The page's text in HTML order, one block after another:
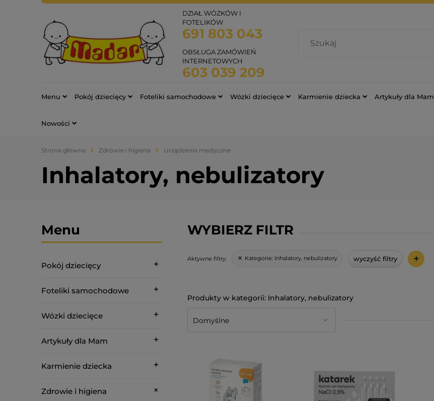
DZIAŁ WÓZKÓW I
FOTELIKÓW
691 803 043
OBSŁUGA ZAMÓWIEŃ
INTERNETOWYCH
603 039 209
Menu Pokój dziecięcy Foteliki samochodowe Wózki dziecięce Karmienie dziecka Artykuły dla Mam
Nowości
Strona główna Zdrowie i higiena Urządzenia medyczne
Inhalatory, nebulizatory
Menu
Pokój dziecięcy
Foteliki samochodowe
Wózki dziecięce
Artykuły dla Mam
Karmienie dziecka
Zdrowie i higiena
WYBIERZ FILTR
Aktywne filtry: Kategorie: Inhalatory, nebulizatory wyczyść filtry +
Inhalatory, nebulizatory